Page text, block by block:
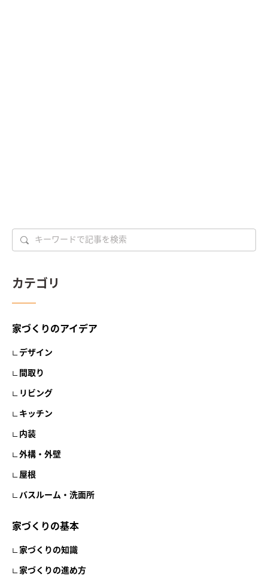
カテゴリ
家づくりのアイデア
デザイン
間取り
リビング
キッチン
内装
外構・外壁
屋根
バスルーム・洗面所
家づくりの基本
家づくりの知識
家づくりの進め方